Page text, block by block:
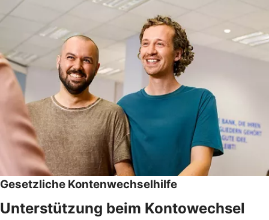
Gesetzliche Kontenwechselhilfe
Unterstützung beim Kontowechsel